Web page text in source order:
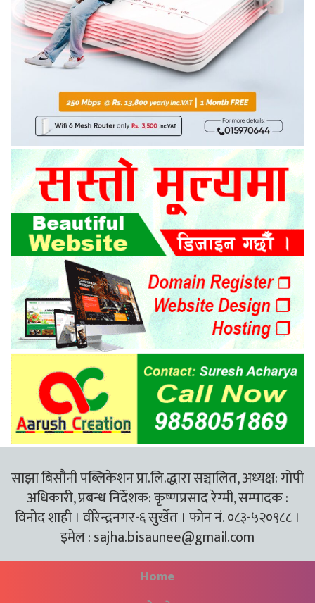
साझा बिसौनी पब्लिकेशन प्रा.लि.द्धारा सञ्चालित, अध्यक्ष: गोपी
अधिकारी, प्रबन्ध निर्देशक: कृष्णप्रसाद रेग्मी, सम्पादक :
विनोद शाही । वीरेन्द्रनगर-६ सुर्खेत । फोन नं. ०८३-५२०९८८ ।
इमेल :sajha.bisaunee@gmail.com
Home